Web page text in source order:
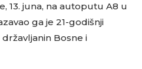
13. juna, na autoputu A8 u
ga je 21-godišnji
Bosne i